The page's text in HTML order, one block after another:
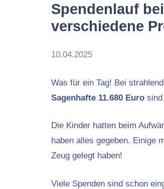
Spendenlauf
verschiedene
10.04.2025
Was für ein Tag! Bei
Sagenhafte 11.680 Euro
Die Kinder hatten beim
haben alles gegeben. Einige
Zeug gelegt haben!
Viele Spenden sind schon